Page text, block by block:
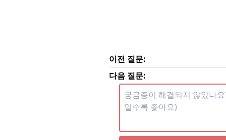
이전 질문:
다음 질문: